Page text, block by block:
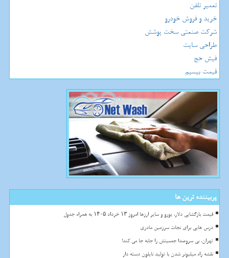
تعمیر تلفن
خرید و فروش خودرو
شرکت صنعتی سخت پوشش
طراحی سایت
فیش حج
قیمت بیسیم
پربیننده ترین ها
قیمت بازگشایی دلار، یورو و سایر ارزها امروز ۱۳ خرداد ۱۴۰۵ به همراه جدول
درس هایی برای نجات سرزمین مادری
تهران، بی سروصدا جمعیتش را جابه جا می کند!
نقشه راه میلیونر شدن با تولید نایلون دسته دار